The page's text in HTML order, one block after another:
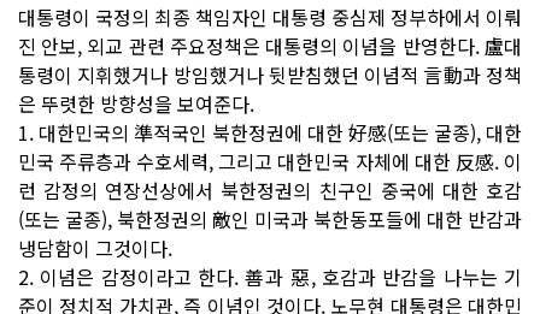
대통령이 국정의 최종 책임자인 대통령 중심제 정부하에서 이뤄
진 안보, 외교 관련 주요정책은 대통령의 이념을 반영한다. 盧대
통령이 지휘했거나 방임했거나 뒷받침했던 이념적 言動과 정책
은 뚜렷한 방향성을 보여준다.
1. 대한민국의 準적국인 북한정권에 대한 好感(또는 굴종), 대한
민국 주류층과 수호세력, 그리고 대한민국 자체에 대한 反感. 이
런 감정의 연장선상에서 북한정권의 친구인 중국에 대한 호감
(또는 굴종), 북한정권의 敵인 미국과 북한동포들에 대한 반감과
냉담함이 그것이다.
2. 이념은 감정이라고 한다. 善과 惡, 호감과 반감을 나누는 기
준이 정치적 가치관, 즉 이념인 것이다. 노무현 대통령은 대한민